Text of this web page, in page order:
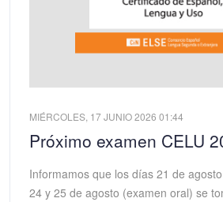
MIÉRCOLES, 17 JUNIO 2026 01:44
Próximo examen CELU
Informamos que los días 21 de
24 y 25 de agosto (examen oral) se